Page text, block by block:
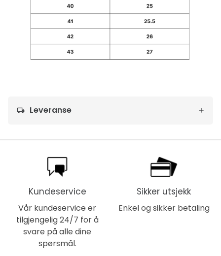
local_shipping Leveranse
Kundeservice
Vår kundeservice er
tilgjengelig 24/7 for å
svare på alle dine
spørsmål.
Sikker utsjekk
Enkel og sikker betaling